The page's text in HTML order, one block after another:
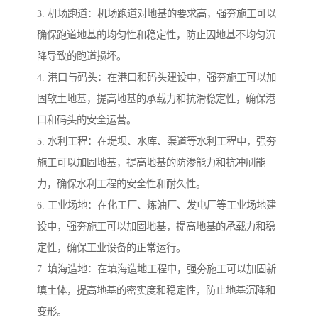
3. 机场跑道：机场跑道对地基的要求高，强夯施工可以
确保跑道地基的均匀性和稳定性，防止因地基不均匀沉
降导致的跑道损坏。
4. 港口与码头：在港口和码头建设中，强夯施工可以加
固软土地基，提高地基的承载力和抗滑稳定性，确保港
口和码头的安全运营。
5. 水利工程：在堤坝、水库、渠道等水利工程中，强夯
施工可以加固地基，提高地基的防渗能力和抗冲刷能
力，确保水利工程的安全性和耐久性。
6. 工业场地：在化工厂、炼油厂、发电厂等工业场地建
设中，强夯施工可以加固地基，提高地基的承载力和稳
定性，确保工业设备的正常运行。
7. 填海造地：在填海造地工程中，强夯施工可以加固新
填土体，提高地基的密实度和稳定性，防止地基沉降和
变形。